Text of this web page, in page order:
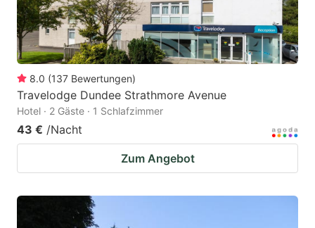
8.0 (137 Bewertungen)
Travelodge Dundee Strathmore Avenue
Hotel · 2 Gäste · 1 Schlafzimmer
43 € /Nacht
Zum Angebot